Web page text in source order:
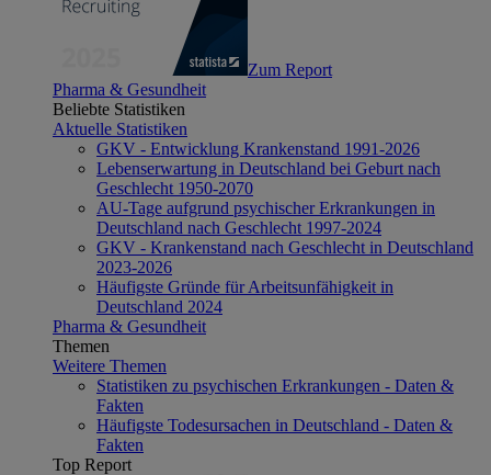
Zum Report
Pharma & Gesundheit
Beliebte Statistiken
Aktuelle Statistiken
GKV - Entwicklung Krankenstand 1991-2026
Lebenserwartung in Deutschland bei Geburt nach
Geschlecht 1950-2070
AU-Tage aufgrund psychischer Erkrankungen in
Deutschland nach Geschlecht 1997-2024
GKV - Krankenstand nach Geschlecht in Deutschland
2023-2026
Häufigste Gründe für Arbeitsunfähigkeit in
Deutschland 2024
Pharma & Gesundheit
Themen
Weitere Themen
Statistiken zu psychischen Erkrankungen - Daten &
Fakten
Häufigste Todesursachen in Deutschland - Daten &
Fakten
Top Report